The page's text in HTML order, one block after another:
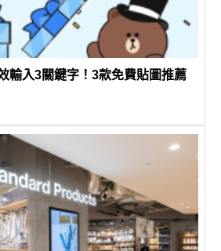
輸入3關鍵字！3款免費貼圖推薦